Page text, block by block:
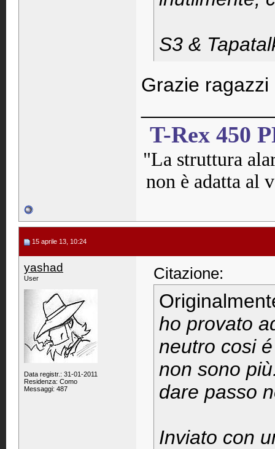
S3 &
Grazie
T-Rex 450
"La struttura
non è adatta al
15 aprile 13, 10:24
yashad
User
Data registr.: 31-01-2011
Residenza: Como
Messaggi: 487
Citazione:
ho provato
neutro cosi
non sono
dare passo
Inviato con